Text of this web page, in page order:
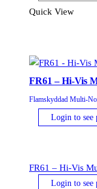
Hi-
Dam
Klass
2
Gul/Svart
mängd
Quick View
FR61 – Hi-Vis
Flamskyddad Multi-
Login to see
FR61 – Hi-Vis
Login to see